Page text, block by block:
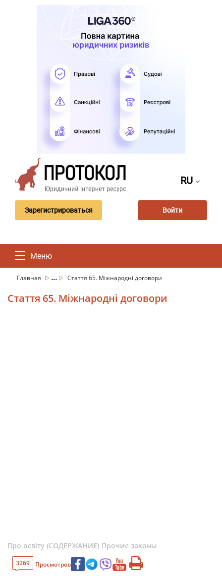
RU
Зарегистрироваться Войти
Меню
Главная ... Стаття 65. Міжнародні договори
Стаття 65. Міжнародні договори
Про освіту (СОДЕРЖАНИЕ) Прочие законы
3269 Просмотров